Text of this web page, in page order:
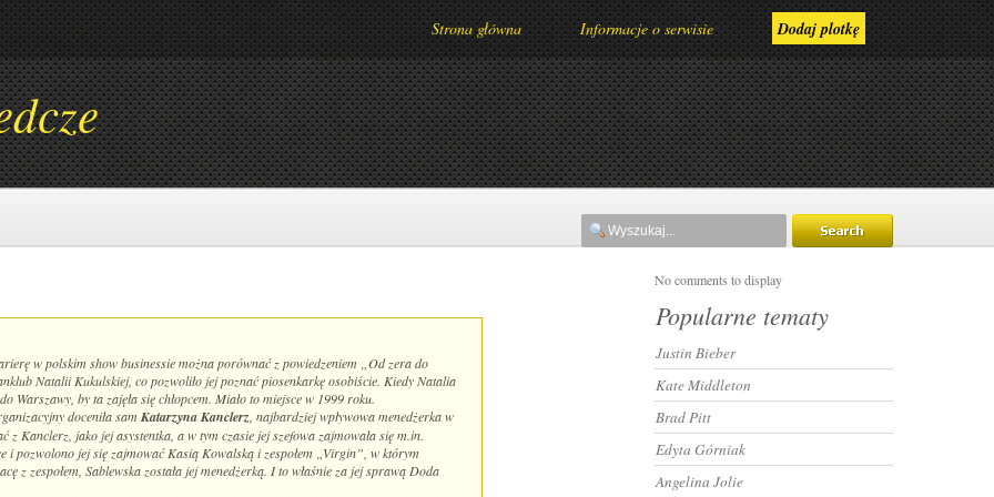
Strona główna Informacje o serwisie Dodaj plotkę
w polskim show businessie można porównać z powiedzeniem „Od zera do
Natalii Kukulskiej, co pozwoliło jej poznać piosenkarkę osobiście. Kiedy Natalia
Warszawy, by ta zajęła się chłopcem. Miało to miejsce w 1999 roku.
doceniła samKatarzyna Kanclerz , najbardziej wpływowa menedżerka w
Kanclerz, jako jej asystentka, a w tym czasie jej szefowa zajmowała się m.in.
i pozwolono jej się zajmować Kasią Kowalską i zespołem „Virgin”, w którym
z zespołem, Sablewska została jej menedżerką. I to właśnie za jej sprawą Doda
No comments to display
Popularne tematy
Justin Bieber
Kate Middleton
Brad Pitt
Edyta Górniak
Angelina Jolie